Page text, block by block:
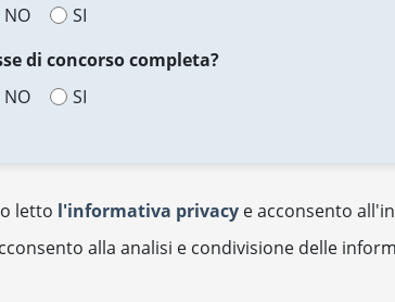
NO
SI
di concorso completa?
NO
SI
letto l'informativa privacy e acconsento
alla analisi e condivisione delle